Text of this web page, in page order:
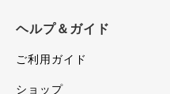
ヘルプ＆ガイド
ご利用ガイド
ショップ